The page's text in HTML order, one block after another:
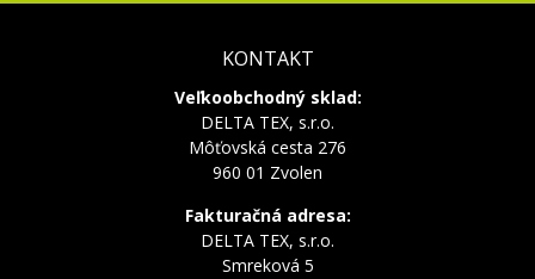
KONTAKT
Veľkoobchodný sklad:
DELTA TEX, s.r.o.
Môťovská cesta 276
960 01 Zvolen
Fakturačná adresa:
DELTA TEX, s.r.o.
Smreková 5